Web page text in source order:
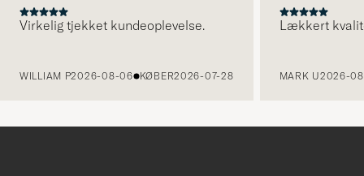
Virkelig tjekket kundeoplevelse.
WILLIAM P2026-08-06 KØBER2026-07-28
Lækkert
MARK U2026-